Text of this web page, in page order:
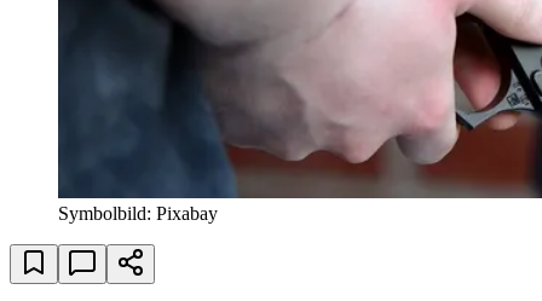
Symbolbild: Pixabay